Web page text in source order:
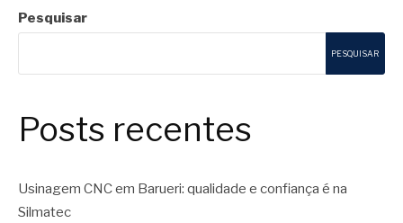
Pesquisar
PESQUISAR
Posts recentes
Usinagem CNC em Barueri: qualidade e confiança é na
Silmatec